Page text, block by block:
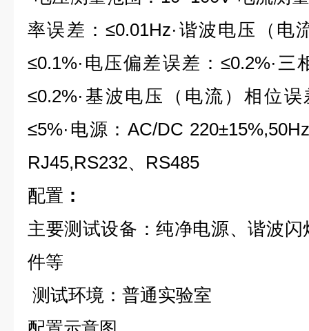
率误差：≤0.01Hz·谐波电压（电
≤0.1%·电压偏差误差：≤0.2%·
≤0.2%·基波电压（电流）相位误
≤5%·电源：AC/DC
RJ45,RS232、RS485
配置 ：
主要测试设备：纯净电源、谐波
件等
测试环境：普通实验室